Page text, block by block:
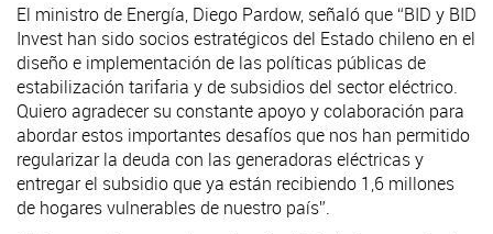
El ministro de Energía, Diego Pardow, señaló que “BID y BID
Invest han sido socios estratégicos del Estado chileno en el
diseño e implementación de las políticas públicas de
estabilización tarifaria y de subsidios del sector eléctrico.
Quiero agradecer su constante apoyo y colaboración para
abordar estos importantes desafíos que nos han permitido
regularizar la deuda con las generadoras eléctricas y
entregar el subsidio que ya están recibiendo 1,6 millones
de hogares vulnerables de nuestro país”.